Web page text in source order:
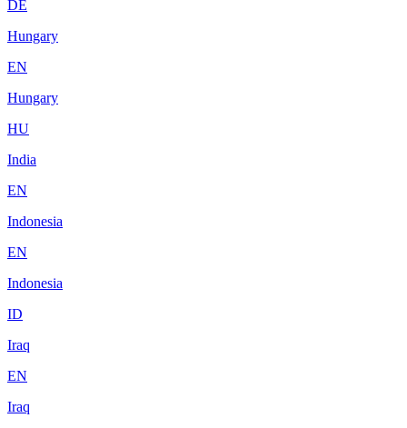
DE
Hungary
EN
Hungary
HU
India
EN
Indonesia
EN
Indonesia
ID
Iraq
EN
Iraq